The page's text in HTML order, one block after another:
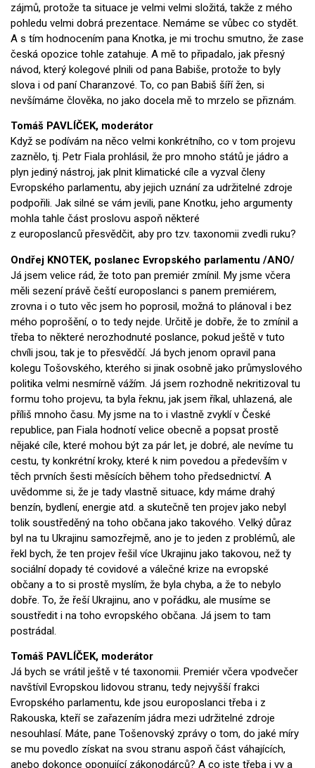
zájmů, protože ta situace je velmi velmi složitá, takže z mého
pohledu velmi dobrá prezentace. Nemáme se vůbec co stydět.
A s tím hodnocením pana Knotka, je mi trochu smutno, že zase
česká opozice tohle zatahuje. A mě to připadalo, jak přesný
návod, který kolegové plnili od pana Babiše, protože to byly
slova i od paní Charanzové. To, co pan Babiš šíří žen, si
nevšímáme člověka, no jako docela mě to mrzelo se přiznám.
Tomáš PAVLÍČEK, moderátor
Když se podívám na něco velmi konkrétního, co v tom projevu
zaznělo, tj. Petr Fiala prohlásil, že pro mnoho států je jádro a
plyn jediný nástroj, jak plnit klimatické cíle a vyzval členy
Evropského parlamentu, aby jejich uznání za udržitelné zdroje
podpořili. Jak silné se vám jevili, pane Knotku, jeho argumenty
mohla tahle část proslovu aspoň některé
z europoslanců přesvědčit, aby pro tzv. taxonomii zvedli ruku?
Ondřej KNOTEK, poslanec Evropského parlamentu /ANO/
Já jsem velice rád, že toto pan premiér zmínil. My jsme včera
měli sezení právě čeští europoslanci s panem premiérem,
zrovna i o tuto věc jsem ho poprosil, možná to plánoval i bez
mého poprošění, o to tedy nejde. Určitě je dobře, že to zmínil a
třeba to některé nerozhodnuté poslance, pokud ještě v tuto
chvíli jsou, tak je to přesvědčí. Já bych jenom opravil pana
kolegu Tošovského, kterého si jinak osobně jako průmyslového
politika velmi nesmírně vážím. Já jsem rozhodně nekritizoval tu
formu toho projevu, ta byla řeknu, jak jsem říkal, uhlazená, ale
příliš mnoho času. My jsme na to i vlastně zvyklí v České
republice, pan Fiala hodnotí velice obecně a popsat prostě
nějaké cíle, které mohou být za pár let, je dobré, ale nevíme tu
cestu, ty konkrétní kroky, které k nim povedou a především v
těch prvních šesti měsících během toho předsednictví. A
uvědomme si, že je tady vlastně situace, kdy máme drahý
benzín, bydlení, energie atd. a skutečně ten projev jako nebyl
tolik soustředěný na toho občana jako takového. Velký důraz
byl na tu Ukrajinu samozřejmě, ano je to jeden z problémů, ale
řekl bych, že ten projev řešil více Ukrajinu jako takovou, než ty
sociální dopady té covidové a válečné krize na evropské
občany a to si prostě myslím, že byla chyba, a že to nebylo
dobře. To, že řeší Ukrajinu, ano v pořádku, ale musíme se
soustředit i na toho evropského občana. Já jsem to tam
postrádal.
Tomáš PAVLÍČEK, moderátor
Já bych se vrátil ještě v té taxonomii. Premiér včera vpodvečer
navštívil Evropskou lidovou stranu, tedy nejvyšší frakci
Evropského parlamentu, kde jsou europoslanci třeba i z
Rakouska, kteří se zařazením jádra mezi udržitelné zdroje
nesouhlasí. Máte, pane Tošenovský zprávy o tom, do jaké míry
se mu povedlo získat na svou stranu aspoň část váhajících,
anebo dokonce oponující zákonodárců? A co jste třeba i vy a